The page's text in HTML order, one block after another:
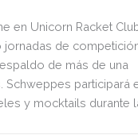
en Unicorn Racket
jornadas de
de más de una
Schweppes participará
y mocktails durante